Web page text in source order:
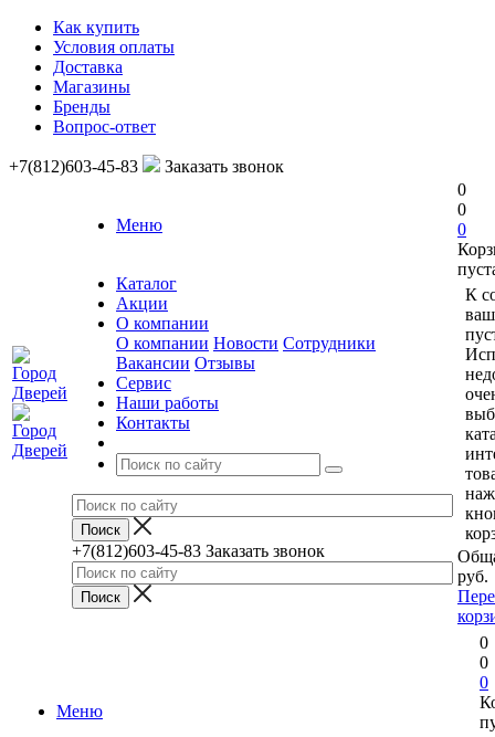
Как купить
Условия оплаты
Доставка
Магазины
Бренды
Вопрос-ответ
+7(812)603-45-83 Заказать звонок
Меню
Каталог
Акции
О компании
О компании Новости Сотрудники
Вакансии Отзывы
Сервис
Наши работы
Контакты
+7(812)603-45-83 Заказать звонок
0
0
0
К
руб.
Меню
0
0
0